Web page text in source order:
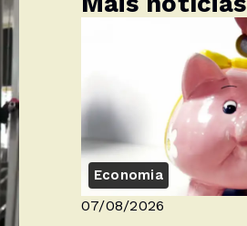
Economia
07/08/2026